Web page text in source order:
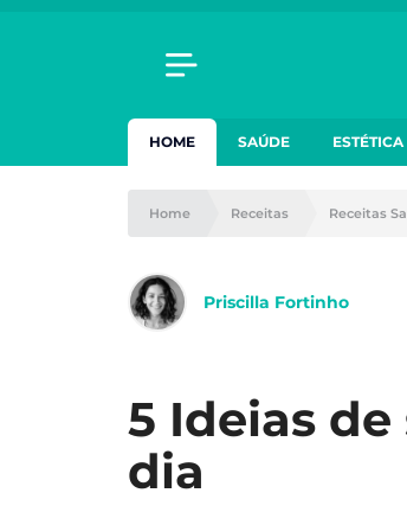
HOME SAÚDE ESTÉTICA
Home Receitas Receitas
Priscilla Fortinho
5 Ideias
dia